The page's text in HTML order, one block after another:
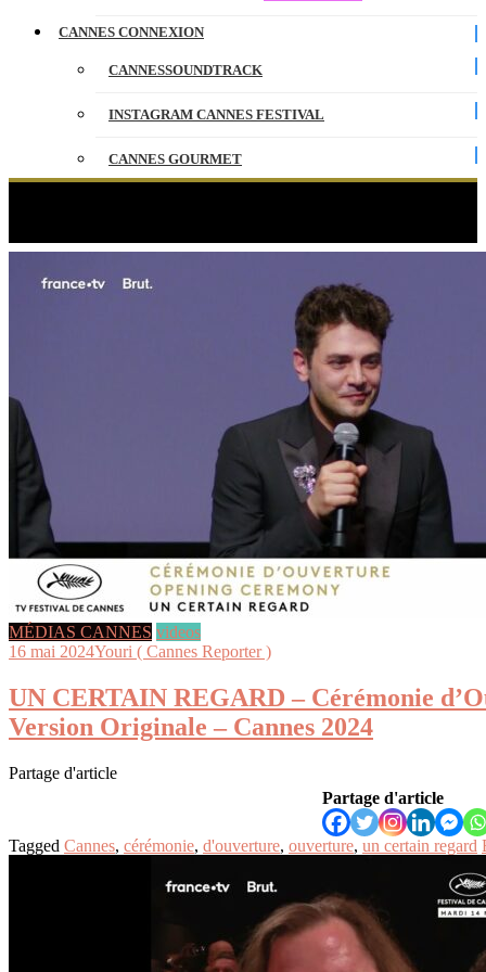
CANNES CONNEXION
CANNESSOUNDTRACK
INSTAGRAM CANNES FESTIVAL
CANNES GOURMET
ENGLISH
MÉDIAS CANNES videos
16 mai 2024Youri ( Cannes Reporter )
UN CERTAIN REGARD – Cérémonie
Version Originale – Cannes 2024
Partage d'article
Partage d'article
Tagged Cannes, cérémonie, d'ouverture, ouverture, un certain regard